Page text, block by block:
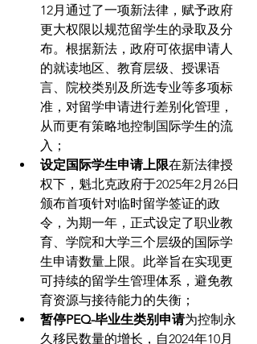
12月通过了一项新法律，赋予政府
更大权限以规范留学生的录取及分
布。根据新法，政府可依据申请人
的就读地区、教育层级、授课语
言、院校类别及所选专业等多项标
准，对留学申请进行差别化管理，
从而更有策略地控制国际学生的流
入；
设定国际学生申请上限在新法律授
权下，魁北克政府于2025年2月26日
颁布首项针对临时留学签证的政
令，为期一年，正式设定了职业教
育、学院和大学三个层级的国际学
生申请数量上限。此举旨在实现更
可持续的留学生管理体系，避免教
育资源与接待能力的失衡；
暂停PEQ-毕业生类别申请为控制永
久移民数量的增长，自2024年10月